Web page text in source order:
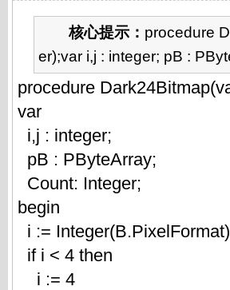
核心提示： procedure
er);var i,j : integer; pB :
procedure
var
i,j : integer;
pB : PByteArray;
Count: Integer;
begin
i :=
if i < 4 then
i := 4